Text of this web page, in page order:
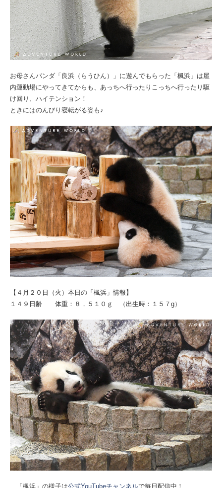
お母さんパンダ「良浜（らうひん）」に遊んでもらった「楓浜」は屋
内運動場にやってきてからも、あっちへ行ったりこっちへ行ったり駆
け回り、ハイテンション！
ときにはのんびり寝転がる姿も♪
【４月２０日（火）本日の「楓浜」情報】
１４９日齢 体重：８，５１０ｇ （出生時：１５７g）
「楓浜」の様子は公式YouTubeチャンネルで毎日配信中！